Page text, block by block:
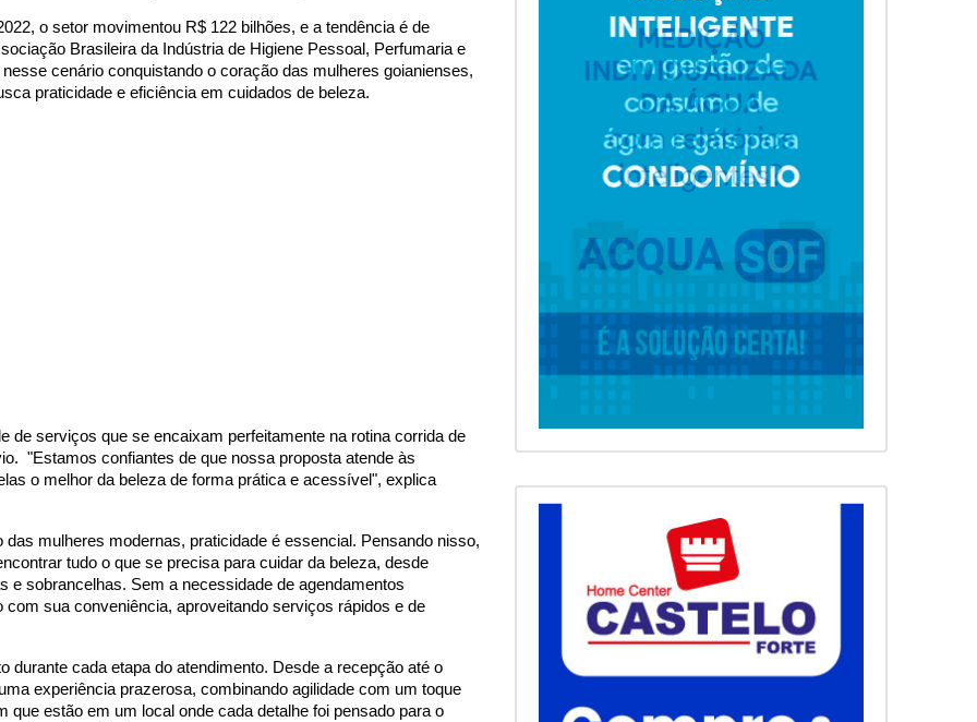
o setor movimentou R$ 122 bilhões, e a tendência é de
Brasileira da Indústria de Higiene Pessoal, Perfumaria e
cenário conquistando o coração das mulheres goianienses,
praticidade e eficiência em cuidados de beleza.
de serviços que se encaixam perfeitamente na rotina corrida de
"Estamos confiantes de que nossa proposta atende às
o melhor da beleza de forma prática e acessível", explica
mulheres modernas, praticidade é essencial. Pensando nisso,
tudo o que se precisa para cuidar da beleza, desde
sobrancelhas. Sem a necessidade de agendamentos
sua conveniência, aproveitando serviços rápidos e de
durante cada etapa do atendimento. Desde a recepção até o
experiência prazerosa, combinando agilidade com um toque
estão em um local onde cada detalhe foi pensado para o